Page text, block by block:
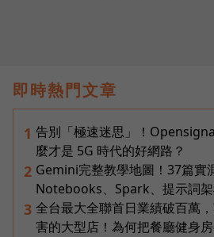
即時熱門文章
1 告別「極速迷思」！
麼才是 5G 時代的好網路？
2 Gemini完整教學地圖！37篇實
Notebooks、Spark、提示詞
3 全台最大全聯首日業績破百萬
害的大型店！為何把餐廳健身